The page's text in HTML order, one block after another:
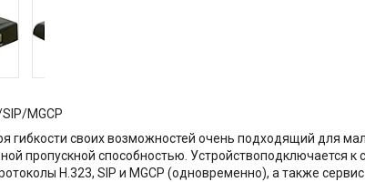
MGCP
гибкости своих возможностей очень подходящий для
пропускной способностью.
H.323, SIP и MGCP (одновременно), а также сервис